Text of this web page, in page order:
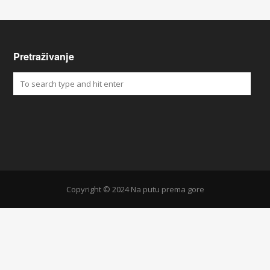
Pretraživanje
Copyright © 2024 Na putu prema gore